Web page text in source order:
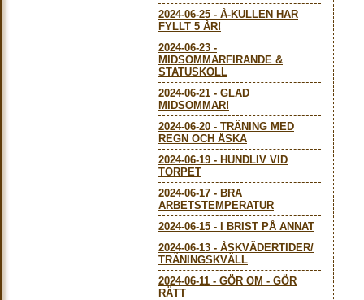
2024-06-25 - Å-KULLEN HAR
FYLLT 5 ÅR!
2024-06-23 -
MIDSOMMARFIRANDE &
STATUSKOLL
2024-06-21 - GLAD
MIDSOMMAR!
2024-06-20 - TRÄNING MED
REGN OCH ÅSKA
2024-06-19 - HUNDLIV VID
TORPET
2024-06-17 - BRA
ARBETSTEMPERATUR
2024-06-15 -
I BRIST PÅ ANNAT
2024-06-13 - ÅSKVÄDERTIDER/
TRÄNINGSKVÄLL
2024-06-11 - GÖR OM - GÖR
RÄTT